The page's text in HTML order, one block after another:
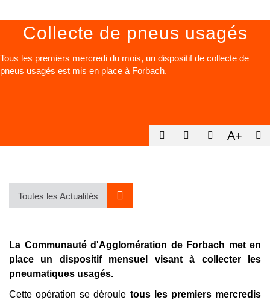
Collecte de pneus usagés
Tous les premiers mercredi du mois, un dispositif de collecte de
pneus usagés est mis en place à Forbach.
A+
Toutes les Actualités
La Communauté d'Agglomération de Forbach met en
place un dispositif mensuel visant à collecter les
pneumatiques usagés.
Cette opération se déroule tous les premiers mercredis